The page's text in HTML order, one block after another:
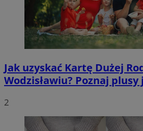
Jak uzyskać Kartę Dużej
Wodzisławiu? Poznaj
2